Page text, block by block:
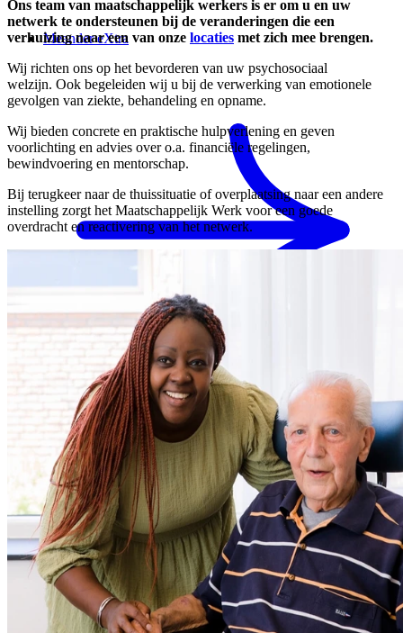
Meander eXtra
Ons team van maatschappelijk werkers is er om u en uw
netwerk te ondersteunen bij de veranderingen die een
verhuizing naar een van onze locaties met zich mee brengen.
Wij richten ons op het bevorderen van uw psychosociaal
welzijn. Ook begeleiden wij u bij de verwerking van emotionele
gevolgen van ziekte, behandeling en opname.
Wij bieden concrete en praktische hulpverlening en geven
voorlichting en advies over o.a. financiële regelingen,
bewindvoering en mentorschap.
Bij terugkeer naar de thuissituatie of overplaatsing naar een andere
instelling zorgt het Maatschappelijk Werk voor een goede
overdracht en reactivering van het netwerk.